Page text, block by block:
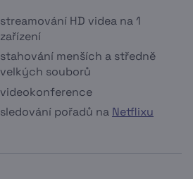
streamování HD videa na 1
zařízení
stahování menších a středně
velkých souborů
videokonference
sledování pořadů na Netflixu